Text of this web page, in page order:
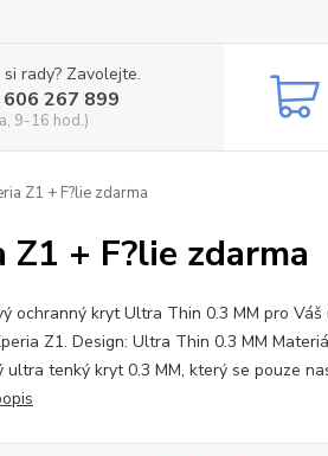
rady? Zavolejte.
267 899
9-16 hod.)
Z1 + F?lie zdarma
+ F?lie zdarma
ochranný kryt Ultra Thin 0.3 MM pro
Z1. Design: Ultra Thin 0.3 MM
ultra tenký kryt 0.3 MM, který se pouze